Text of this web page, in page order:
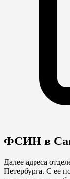
ФСИН в
Далее адреса
Петербурга. С ее